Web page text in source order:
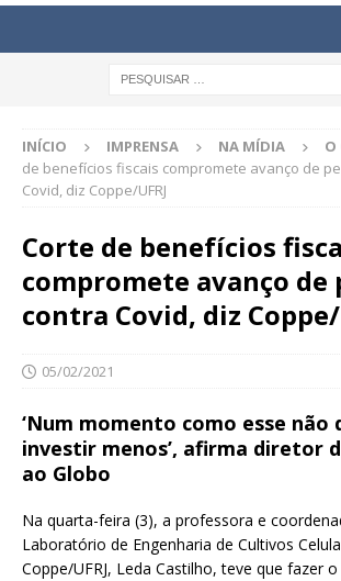
INÍCIO IMPRENSA NA MÍDIA O
de benefícios fiscais compromete avanço de
Covid, diz Coppe/UFRJ
Corte de benefícios
compromete avanço de
contra Covid, diz Coppe/
05/02/2021
‘Num momento como esse não
investir menos’, afirma diretor
ao Globo
Na quarta-feira (3), a professora e
Laboratório de Engenharia de Cultivos
Coppe/UFRJ, Leda Castilho, teve que fazer